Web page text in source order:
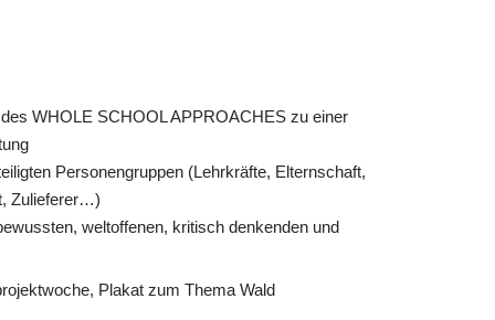
WHOLE SCHOOL APPROACHES zu einer
Personengruppen (Lehrkräfte, Elternschaft,
Zulieferer…)
weltoffenen, kritisch denkenden und